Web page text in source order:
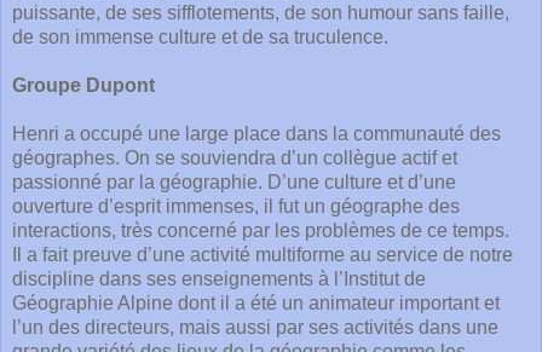
puissante, de ses sifflotements, de son humour sans faille,
de son immense culture et de sa truculence.
Groupe Dupont
Henri a occupé une large place dans la communauté des
géographes. On se souviendra d’un collègue actif et
passionné par la géographie. D’une culture et d’une
ouverture d’esprit immenses, il fut un géographe des
interactions, très concerné par les problèmes de ce temps.
Il a fait preuve d’une activité multiforme au service de notre
discipline dans ses enseignements à l’Institut de
Géographie Alpine dont il a été un animateur important et
l’un des directeurs, mais aussi par ses activités dans une